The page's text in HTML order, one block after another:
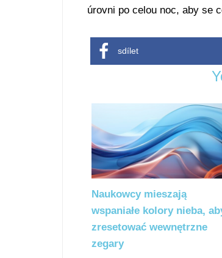
úrovni po celou noc, aby se
sdílet
Naukowcy mieszają
wspaniałe kolory nieba,
zresetować wewnętrzne
zegary